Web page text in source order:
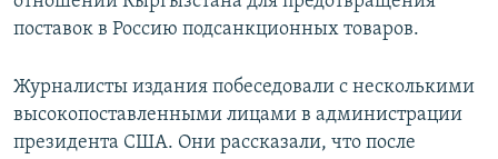
поставок в Россию подсанкционных товаров.
Журналисты издания побеседовали с несколькими
высокопоставленными лицами в администрации
президента США. Они рассказали, что после